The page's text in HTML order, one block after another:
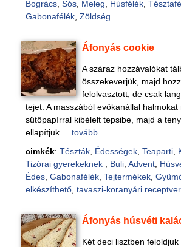
Bogrács, Sós, Meleg Húsfélék,
Gabonafélék, Zöldség
Áfonyás cookie
A száraz hozzávalókat
összekeverjük, majd
felolvasztott, de csak
tejet. A masszából evőkanállal halmokat
sütőpapírral kibélelt tepsibe, majd a
ellapítjuk ... tovább
cimkék: Tészták, Édességek, Teaparti,
Tizórai gyerekeknek
Buli, Advent,
Édes, Gabonafélék, Tejtermékek,
elkészíthető, tavaszi-koranyári
Áfonyás húsvéti
Két deci lisztben